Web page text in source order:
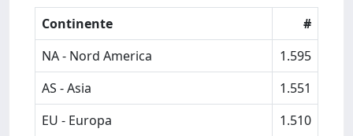
Continente
#
NA - Nord America
1.595
AS - Asia
1.551
EU - Europa
1.510